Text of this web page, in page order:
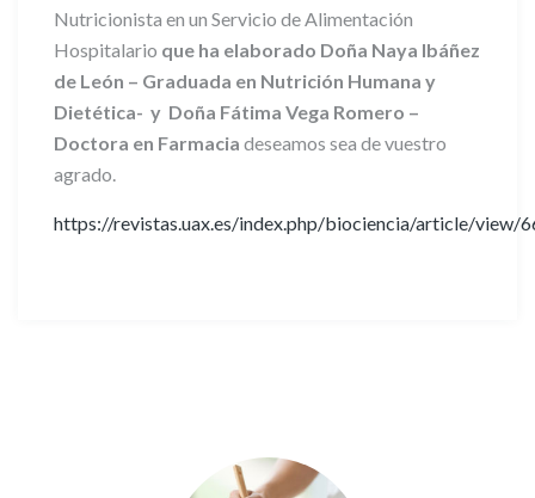
Nutricionista en un Servicio de Alimentación
Hospitalario que ha elaborado Doña Naya Ibáñez
de León – Graduada en Nutrición Humana y
Dietética- y Doña Fátima Vega Romero –
Doctora en Farmacia deseamos sea de vuestro
agrado.
https://revistas.uax.es/index.php/biociencia/article/view/